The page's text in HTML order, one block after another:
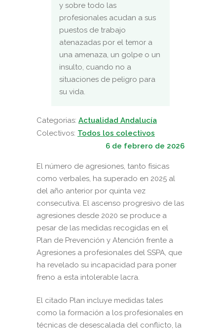
y sobre todo las
profesionales acudan a sus
puestos de trabajo
atenazadas por el temor a
una amenaza, un golpe o un
insulto, cuando no a
situaciones de peligro para
su vida.
Categorias: Actualidad Andalucía
Colectivos: Todos los colectivos
6 de febrero de 2026
El número de agresiones, tanto físicas
como verbales, ha superado en 2025 al
del año anterior por quinta vez
consecutiva. El ascenso progresivo de las
agresiones desde 2020 se produce a
pesar de las medidas recogidas en el
Plan de Prevención y Atención frente a
Agresiones a profesionales del SSPA, que
ha revelado su incapacidad para poner
freno a esta intolerable lacra.
El citado Plan incluye medidas tales
como la formación a los profesionales en
técnicas de desescalada del conflicto, la